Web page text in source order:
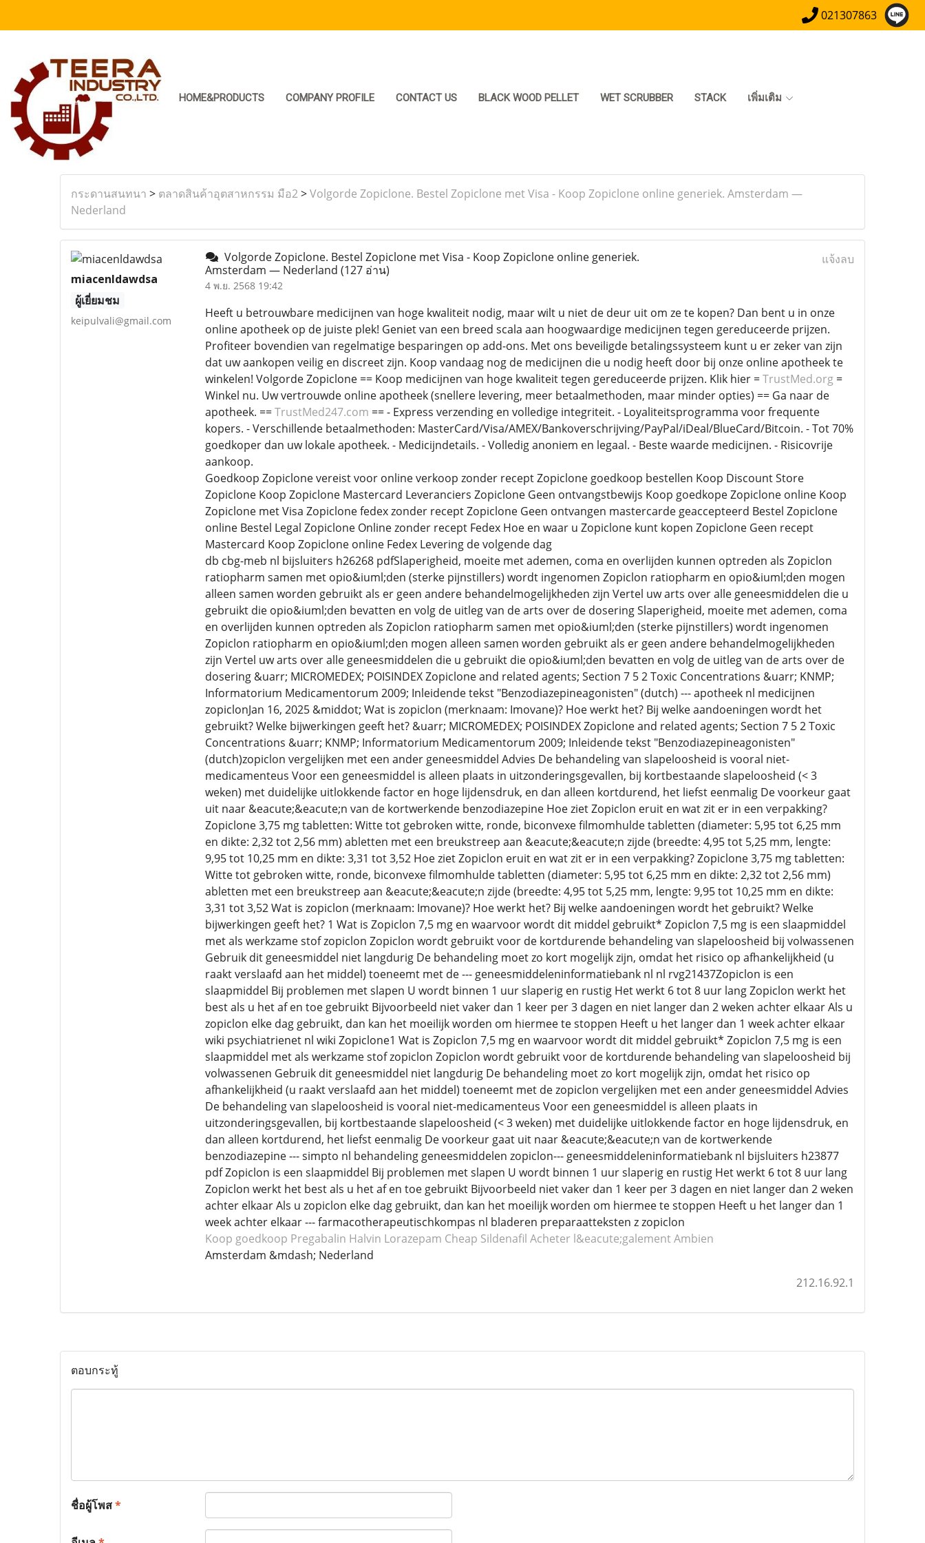
021307863
HOME&PRODUCTS COMPANY PROFILE CONTACT US BLACK WOOD PELLET WET SCRUBBER STACK เพิ่มเติม
กระดานสนทนา > ตลาดสินค้าอุตสาหกรรม มือ2>Volgorde Zopiclone. Bestel Zopiclone met Visa - Koop Zopiclone online generiek. Amsterdam —
Nederland
miacenldawdsa
ผู้เยี่ยมชม
keipulvali@gmail.com
Volgorde Zopiclone. Bestel Zopiclone met Visa - Koop Zopiclone online generiek.
Amsterdam — Nederland (127 อ่าน)
4 พ.ย. 2568 19:42
แจ้งลบ
Heeft u betrouwbare medicijnen van hoge kwaliteit nodig, maar wilt u niet de deur uit om ze te kopen? Dan bent u in onze
online apotheek op de juiste plek! Geniet van een breed scala aan hoogwaardige medicijnen tegen gereduceerde prijzen.
Profiteer bovendien van regelmatige besparingen op add-ons. Met ons beveiligde betalingssysteem kunt u er zeker van zijn
dat uw aankopen veilig en discreet zijn. Koop vandaag nog de medicijnen die u nodig heeft door bij onze online apotheek te
winkelen! Volgorde Zopiclone == Koop medicijnen van hoge kwaliteit tegen gereduceerde prijzen. Klik hier =TrustMed.org=
Winkel nu. Uw vertrouwde online apotheek (snellere levering, meer betaalmethoden, maar minder opties) == Ga naar de
apotheek. ==TrustMed247.com == - Express verzending en volledige integriteit. - Loyaliteitsprogramma voor frequente
kopers. - Verschillende betaalmethoden: MasterCard/Visa/AMEX/Bankoverschrijving/PayPal/iDeal/BlueCard/Bitcoin. - Tot 70%
goedkoper dan uw lokale apotheek. - Medicijndetails. - Volledig anoniem en legaal. - Beste waarde medicijnen. - Risicovrije
aankoop.
Goedkoop Zopiclone vereist voor online verkoop zonder recept Zopiclone goedkoop bestellen Koop Discount Store
Zopiclone Koop Zopiclone Mastercard Leveranciers Zopiclone Geen ontvangstbewijs Koop goedkope Zopiclone online Koop
Zopiclone met Visa Zopiclone fedex zonder recept Zopiclone Geen ontvangen mastercarde geaccepteerd Bestel Zopiclone
online Bestel Legal Zopiclone Online zonder recept Fedex Hoe en waar u Zopiclone kunt kopen Zopiclone Geen recept
Mastercard Koop Zopiclone online Fedex Levering de volgende dag
db cbg-meb nl bijsluiters h26268 pdfSlaperigheid, moeite met ademen, coma en overlijden kunnen optreden als Zopiclon
ratiopharm samen met opio&iuml;den (sterke pijnstillers) wordt ingenomen Zopiclon ratiopharm en opio&iuml;den mogen
alleen samen worden gebruikt als er geen andere behandelmogelijkheden zijn Vertel uw arts over alle geneesmiddelen die u
gebruikt die opio&iuml;den bevatten en volg de uitleg van de arts over de dosering Slaperigheid, moeite met ademen, coma
en overlijden kunnen optreden als Zopiclon ratiopharm samen met opio&iuml;den (sterke pijnstillers) wordt ingenomen
Zopiclon ratiopharm en opio&iuml;den mogen alleen samen worden gebruikt als er geen andere behandelmogelijkheden
zijn Vertel uw arts over alle geneesmiddelen die u gebruikt die opio&iuml;den bevatten en volg de uitleg van de arts over de
dosering &uarr; MICROMEDEX; POISINDEX Zopiclone and related agents; Section 7 5 2 Toxic Concentrations &uarr; KNMP;
Informatorium Medicamentorum 2009; Inleidende tekst "Benzodiazepineagonisten" (dutch) --- apotheek nl medicijnen
zopiclonJan 16, 2025 &middot; Wat is zopiclon (merknaam: Imovane)? Hoe werkt het? Bij welke aandoeningen wordt het
gebruikt? Welke bijwerkingen geeft het? &uarr; MICROMEDEX; POISINDEX Zopiclone and related agents; Section 7 5 2 Toxic
Concentrations &uarr; KNMP; Informatorium Medicamentorum 2009; Inleidende tekst "Benzodiazepineagonisten"
(dutch)zopiclon vergelijken met een ander geneesmiddel Advies De behandeling van slapeloosheid is vooral niet-
medicamenteus Voor een geneesmiddel is alleen plaats in uitzonderingsgevallen, bij kortbestaande slapeloosheid (< 3
weken) met duidelijke uitlokkende factor en hoge lijdensdruk, en dan alleen kortdurend, het liefst eenmalig De voorkeur gaat
uit naar &eacute;&eacute;n van de kortwerkende benzodiazepine Hoe ziet Zopiclon eruit en wat zit er in een verpakking?
Zopiclone 3,75 mg tabletten: Witte tot gebroken witte, ronde, biconvexe filmomhulde tabletten (diameter: 5,95 tot 6,25 mm
en dikte: 2,32 tot 2,56 mm) abletten met een breukstreep aan &eacute;&eacute;n zijde (breedte: 4,95 tot 5,25 mm, lengte:
9,95 tot 10,25 mm en dikte: 3,31 tot 3,52 Hoe ziet Zopiclon eruit en wat zit er in een verpakking? Zopiclone 3,75 mg tabletten:
Witte tot gebroken witte, ronde, biconvexe filmomhulde tabletten (diameter: 5,95 tot 6,25 mm en dikte: 2,32 tot 2,56 mm)
abletten met een breukstreep aan &eacute;&eacute;n zijde (breedte: 4,95 tot 5,25 mm, lengte: 9,95 tot 10,25 mm en dikte:
3,31 tot 3,52 Wat is zopiclon (merknaam: Imovane)? Hoe werkt het? Bij welke aandoeningen wordt het gebruikt? Welke
bijwerkingen geeft het? 1 Wat is Zopiclon 7,5 mg en waarvoor wordt dit middel gebruikt* Zopiclon 7,5 mg is een slaapmiddel
met als werkzame stof zopiclon Zopiclon wordt gebruikt voor de kortdurende behandeling van slapeloosheid bij volwassenen
Gebruik dit geneesmiddel niet langdurig De behandeling moet zo kort mogelijk zijn, omdat het risico op afhankelijkheid (u
raakt verslaafd aan het middel) toeneemt met de --- geneesmiddeleninformatiebank nl nl rvg21437Zopiclon is een
slaapmiddel Bij problemen met slapen U wordt binnen 1 uur slaperig en rustig Het werkt 6 tot 8 uur lang Zopiclon werkt het
best als u het af en toe gebruikt Bijvoorbeeld niet vaker dan 1 keer per 3 dagen en niet langer dan 2 weken achter elkaar Als u
zopiclon elke dag gebruikt, dan kan het moeilijk worden om hiermee te stoppen Heeft u het langer dan 1 week achter elkaar
wiki psychiatrienet nl wiki Zopiclone1 Wat is Zopiclon 7,5 mg en waarvoor wordt dit middel gebruikt* Zopiclon 7,5 mg is een
slaapmiddel met als werkzame stof zopiclon Zopiclon wordt gebruikt voor de kortdurende behandeling van slapeloosheid bij
volwassenen Gebruik dit geneesmiddel niet langdurig De behandeling moet zo kort mogelijk zijn, omdat het risico op
afhankelijkheid (u raakt verslaafd aan het middel) toeneemt met de zopiclon vergelijken met een ander geneesmiddel Advies
De behandeling van slapeloosheid is vooral niet-medicamenteus Voor een geneesmiddel is alleen plaats in
uitzonderingsgevallen, bij kortbestaande slapeloosheid (< 3 weken) met duidelijke uitlokkende factor en hoge lijdensdruk, en
dan alleen kortdurend, het liefst eenmalig De voorkeur gaat uit naar &eacute;&eacute;n van de kortwerkende
benzodiazepine --- simpto nl behandeling geneesmiddelen zopiclon--- geneesmiddeleninformatiebank nl bijsluiters h23877
pdf Zopiclon is een slaapmiddel Bij problemen met slapen U wordt binnen 1 uur slaperig en rustig Het werkt 6 tot 8 uur lang
Zopiclon werkt het best als u het af en toe gebruikt Bijvoorbeeld niet vaker dan 1 keer per 3 dagen en niet langer dan 2 weken
achter elkaar Als u zopiclon elke dag gebruikt, dan kan het moeilijk worden om hiermee te stoppen Heeft u het langer dan 1
week achter elkaar --- farmacotherapeutischkompas nl bladeren preparaatteksten z zopiclon
Koop goedkoop Pregabalin Halvin Lorazepam Cheap Sildenafil Acheter l&eacute;galement Ambien
Amsterdam &mdash; Nederland
212.16.92.1
ตอบกระทู้
ชื่อผู้โพส*